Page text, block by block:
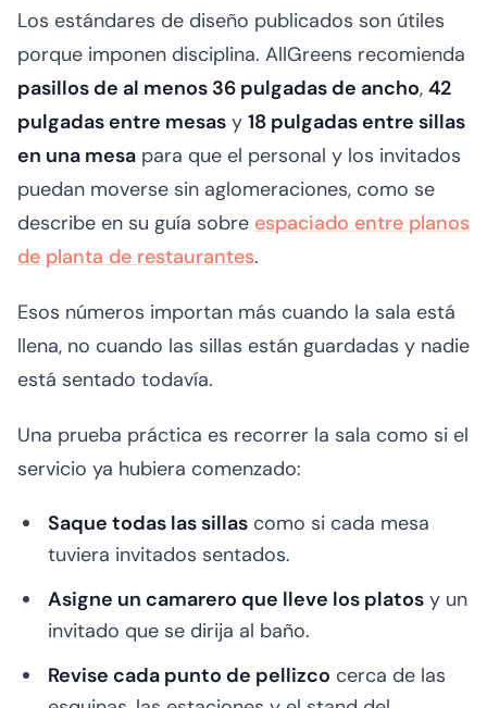
Los estándares de diseño publicados son útiles
porque imponen disciplina. AllGreens recomienda
pasillos de al menos 36 pulgadas de ancho, 42
pulgadas entre mesas y 18 pulgadas entre sillas
en una mesa para que el personal y los invitados
puedan moverse sin aglomeraciones, como se
describe en su guía sobre espaciado entre planos
de planta de restaurantes.
Esos números importan más cuando la sala está
llena, no cuando las sillas están guardadas y nadie
está sentado todavía.
Una prueba práctica es recorrer la sala como si el
servicio ya hubiera comenzado:
Saque todas las sillas como si cada mesa
tuviera invitados sentados.
Asigne un camarero que lleve los platos y un
invitado que se dirija al baño.
Revise cada punto de pellizco cerca de las